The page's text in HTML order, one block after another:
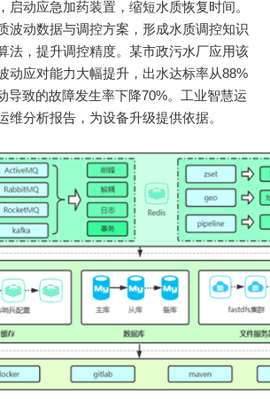
启动应急加药装置，缩短水质恢复时间。
波动数据与调控方案，形成水质调控知识
法，提升调控精度。某市政污水厂应用该
动应对能力大幅提升，出水达标率从88%
导致的故障发生率下降70%。工业智慧运
维分析报告，为设备升级提供依据。